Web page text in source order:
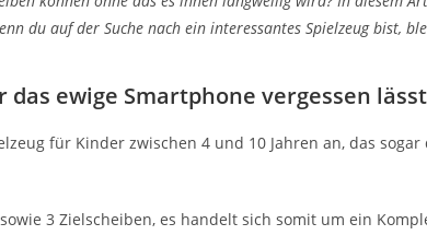
du auf der Suche nach ein interessantes Spielzeug bist,
das ewige Smartphone vergessen lässt
für Kinder zwischen 4 und 10 Jahren an, das
3 Zielscheiben, es handelt sich somit um ein